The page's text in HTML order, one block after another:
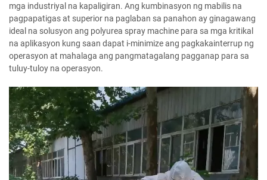
mga industriyal na kapaligiran. Ang kumbinasyon ng mabilis na
pagpapatigas at superior na paglaban sa panahon ay ginagawang
ideal na solusyon ang polyurea spray machine para sa mga kritikal
na aplikasyon kung saan dapat i-minimize ang pagkakainterrup ng
operasyon at mahalaga ang pangmatagalang pagganap para sa
tuluy-tuloy na operasyon.